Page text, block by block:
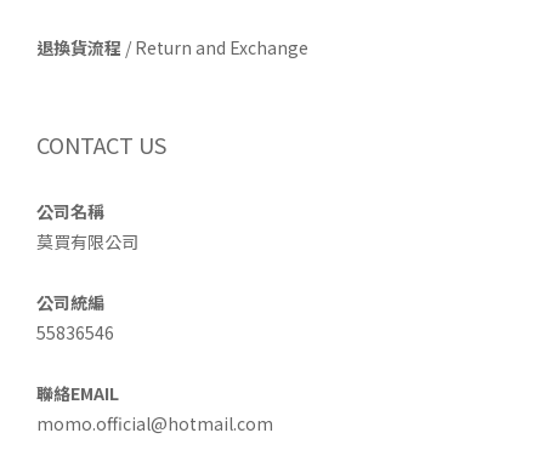
退換貨流程 / Return and Exchange
CONTACT US
公司名稱
莫買有限公司
公司統編
55836546
聯絡EMAIL
momo.official@hotmail.com